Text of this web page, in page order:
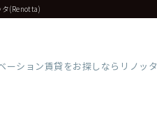
タ(Renotta)
ーション賃貸をお探しならリノッタ